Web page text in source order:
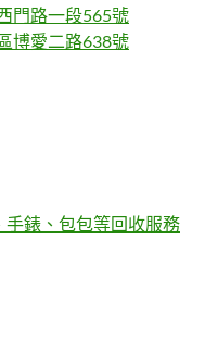
門路一段565號
博愛二路638號
手錶、包包等回收服務